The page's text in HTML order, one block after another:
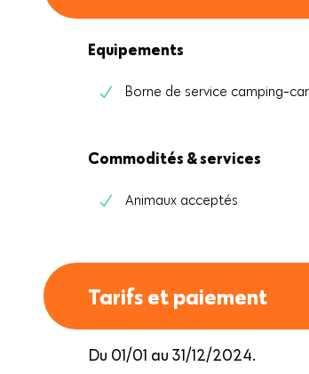
Equipements
Borne de service camping-
Commodités & services
Animaux acceptés
Tarifs et paiement
Du 01/01 au 31/12/2024.